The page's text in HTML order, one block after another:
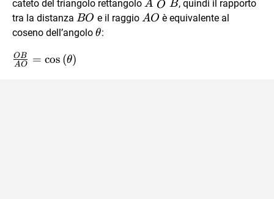
cateto del triangolo rettangolo
\stackrel\triangle{O}
B
A O B, quindi il rapporto
tra la distanza BO
BO e il raggio AO
AO è equivalente al
coseno dell’angolo \theta
θ:
\frac{OB}
AO
OB = cos (θ)